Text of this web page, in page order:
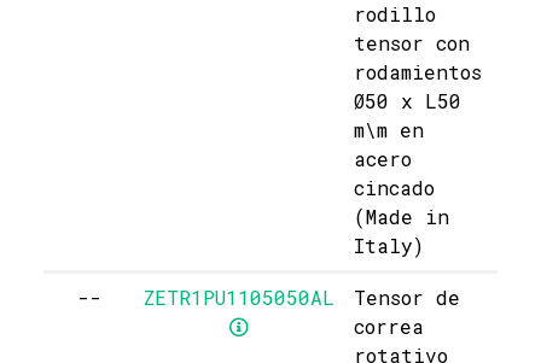
rodillo
tensor con
rodamientos
Ø50 x L50
m\m en
acero
cincado
(Made in
Italy)
-- ZETR1PU1105050AL
Tensor de
correa
rotativo